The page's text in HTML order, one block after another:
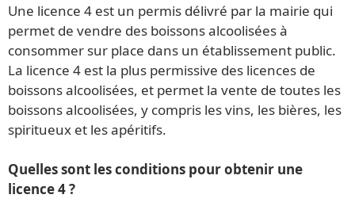
Une licence 4 est un permis délivré par la mairie qui
permet de vendre des boissons alcoolisées à
consommer sur place dans un établissement public.
La licence 4 est la plus permissive des licences de
boissons alcoolisées, et permet la vente de toutes les
boissons alcoolisées, y compris les vins, les bières, les
spiritueux et les apéritifs.
Quelles sont les conditions pour obtenir une
licence 4 ?